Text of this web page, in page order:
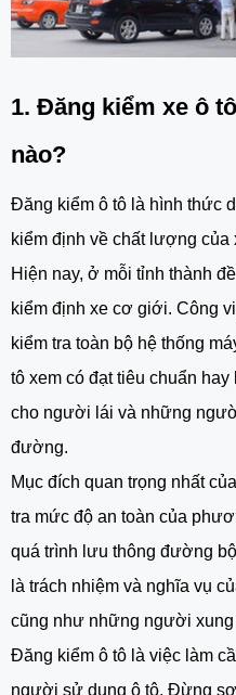
1. Đăng kiểm xe ô
nào?
Đăng kiểm ô tô là hình thức
kiểm định về chất lượng của
Hiện nay, ở mỗi tỉnh thành
kiểm định xe cơ giới. Công
kiểm tra toàn bộ hệ thống
tô xem có đạt tiêu chuẩn
cho người lái và những
đường.
Mục đích quan trọng nhất
tra mức độ an toàn của
quá trình lưu thông đường
là trách nhiệm và nghĩa vụ
cũng như những người xung
Đăng kiểm ô tô là việc làm
người sử dụng ô tô. Đừng